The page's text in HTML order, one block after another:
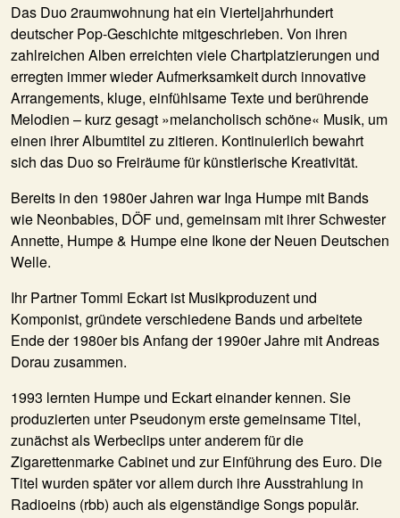
Das Duo 2raumwohnung hat ein Vierteljahrhundert
deutscher Pop-Geschichte mitgeschrieben. Von ihren
zahlreichen Alben erreichten viele Chartplatzierungen und
erregten immer wieder Aufmerksamkeit durch innovative
Arrangements, kluge, einfühlsame Texte und berührende
Melodien – kurz gesagt »melancholisch schöne« Musik, um
einen ihrer Albumtitel zu zitieren. Kontinuierlich bewahrt
sich das Duo so Freiräume für künstlerische Kreativität.
Bereits in den 1980er Jahren war Inga Humpe mit Bands
wie Neonbabies, DÖF und, gemeinsam mit ihrer Schwester
Annette, Humpe & Humpe eine Ikone der Neuen Deutschen
Welle.
Ihr Partner Tommi Eckart ist Musikproduzent und
Komponist, gründete verschiedene Bands und arbeitete
Ende der 1980er bis Anfang der 1990er Jahre mit Andreas
Dorau zusammen.
1993 lernten Humpe und Eckart einander kennen. Sie
produzierten unter Pseudonym erste gemeinsame Titel,
zunächst als Werbeclips unter anderem für die
Zigarettenmarke Cabinet und zur Einführung des Euro. Die
Titel wurden später vor allem durch ihre Ausstrahlung in
Radioeins (rbb) auch als eigenständige Songs populär.